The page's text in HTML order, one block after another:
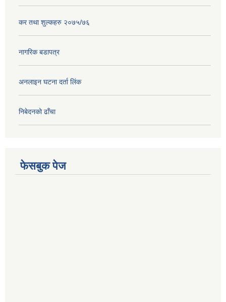
कर तथा शुल्कहरु २०७५/७६
नागरिक बडापत्र
अनलाइन घटना दर्ता लिंक
निबेदनको ढाँचा
फेसबुक पेज